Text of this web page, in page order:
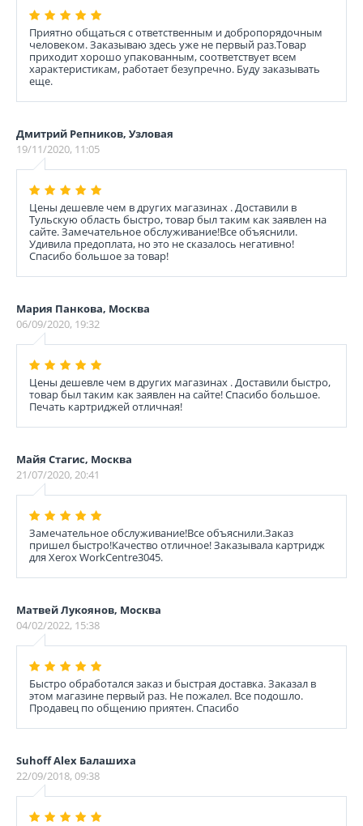
Приятно общаться с ответственным и добропорядочным
человеком. Заказываю здесь уже не первый раз.Товар
приходит хорошо упакованным, соответствует всем
характеристикам, работает безупречно. Буду заказывать
еще.
Дмитрий Репников, Узловая
19/11/2020, 11:05
Цены дешевле чем в других магазинах . Доставили в
Тульскую область быстро, товар был таким как заявлен на
сайте. Замечательное обслуживание!Все объяснили.
Удивила предоплата, но это не сказалось негативно!
Спасибо большое за товар!
Мария Панкова, Москва
06/09/2020, 19:32
Цены дешевле чем в других магазинах . Доставили быстро,
товар был таким как заявлен на сайте! Спасибо большое.
Печать картриджей отличная!
Майя Стагис, Москва
21/07/2020, 20:41
Замечательное обслуживание!Все объяснили.Заказ
пришел быстро!Качество отличное! Заказывала картридж
для Xerox WorkCentre3045.
Матвей Лукоянов, Москва
04/02/2022, 15:38
Быстро обработался заказ и быстрая доставка. Заказал в
этом магазине первый раз. Не пожалел. Все подошло.
Продавец по общению приятен. Спасибо
Suhoff Alex Балашиха
22/09/2018, 09:38